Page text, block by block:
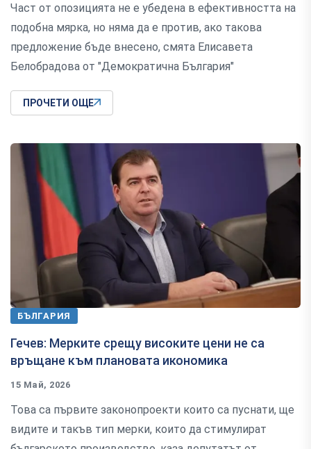
Част от опозицията не е убедена в ефективността на
подобна мярка, но няма да е против, ако такова
предложение бъде внесено, смята Елисавета
Белобрадова от "Демократична България"
ПРОЧЕТИ ОЩЕ
БЪЛГАРИЯ
Гечев: Мерките срещу високите цени не са
връщане към плановата икономика
15 Май, 2026
Това са първите законопроекти които са пуснати, ще
видите и такъв тип мерки, които да стимулират